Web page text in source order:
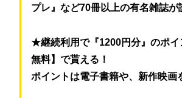
プレ』など70冊以上の有名雑誌が
★継続利用で『1200円分』のポイ
無料】で貰える！
ポイントは電子書籍や、新作映画